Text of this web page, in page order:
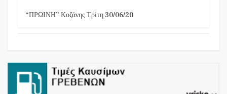
“ΠΡΩΙΝΗ” Κοζάνης Τρίτη 30/06/20